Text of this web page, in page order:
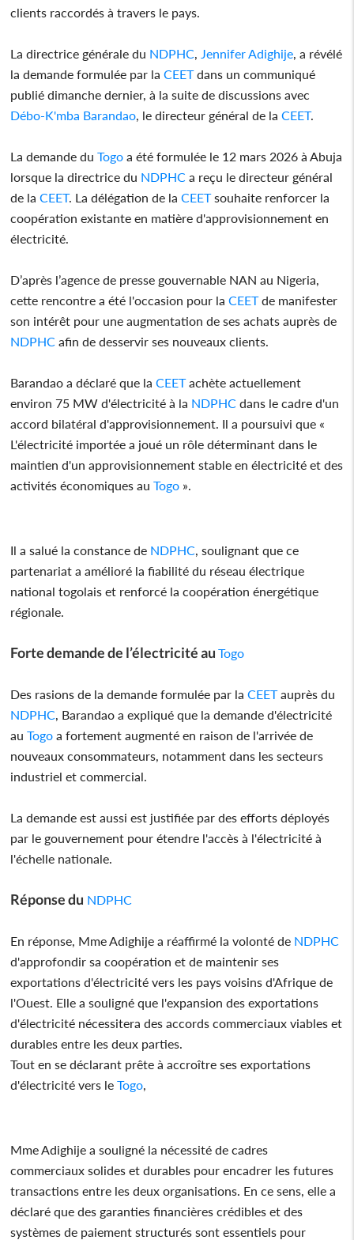
clients raccordés à travers le pays.
La directrice générale du NDPHC Jennifer Adighije , a révélé
la demande formulée par la CEETdans un communiqué
publié dimanche dernier, à la suite de discussions avec
Débo-K'mba Barandao , le directeur général de la CEET.
La demande duTogo a été formulée le 12 mars 2026 à Abuja
lorsque la directrice du NDPHC a reçu le directeur général
de la CEET. La délégation de la CEETsouhaite renforcer la
coopération existante en matière d'approvisionnement en
électricité.
D’après l’agence de presse gouvernable NAN au Nigeria,
cette rencontre a été l'occasion pour la CEETde manifester
son intérêt pour une augmentation de ses achats auprès de
NDPHC afin de desservir ses nouveaux clients.
Barandao a déclaré que la CEETachète actuellement
environ 75 MW d'électricité à la NDPHC dans le cadre d'un
accord bilatéral d'approvisionnement. Il a poursuivi que «
L'électricité importée a joué un rôle déterminant dans le
maintien d'un approvisionnement stable en électricité et des
activités économiques auTogo ».
Il a salué la constance de NDPHC , soulignant que ce
partenariat a amélioré la fiabilité du réseau électrique
national togolais et renforcé la coopération énergétique
régionale.
Forte demande de l’électricité auTogo
Des rasions de la demande formulée par la CEETauprès du
NDPHC , Barandao a expliqué que la demande d'électricité
auTogo a fortement augmenté en raison de l'arrivée de
nouveaux consommateurs, notamment dans les secteurs
industriel et commercial.
La demande est aussi est justifiée par des efforts déployés
par le gouvernement pour étendre l'accès à l'électricité à
l'échelle nationale.
Réponse du NDPHC
En réponse, Mme Adighije a réaffirmé la volonté de NDPHC
d'approfondir sa coopération et de maintenir ses
exportations d'électricité vers les pays voisins d'Afrique de
l'Ouest. Elle a souligné que l'expansion des exportations
d'électricité nécessitera des accords commerciaux viables et
durables entre les deux parties.
Tout en se déclarant prête à accroître ses exportations
d'électricité vers leTogo
Mme Adighije a souligné la nécessité de cadres
commerciaux solides et durables pour encadrer les futures
transactions entre les deux organisations. En ce sens, elle a
déclaré que des garanties financières crédibles et des
systèmes de paiement structurés sont essentiels pour